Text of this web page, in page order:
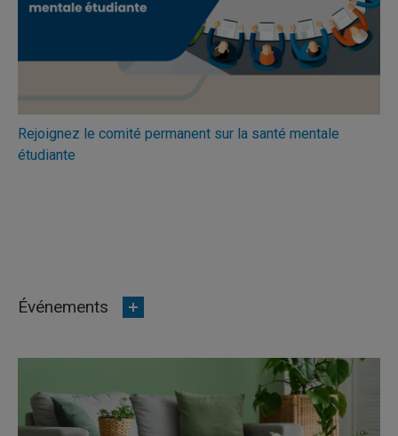
Rejoignez le comité permanent sur la santé mentale
étudiante
Événements